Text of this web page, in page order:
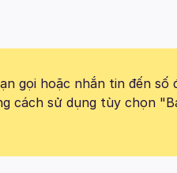
gọi hoặc nhắn tin đến số
cách sử dụng tùy chọn